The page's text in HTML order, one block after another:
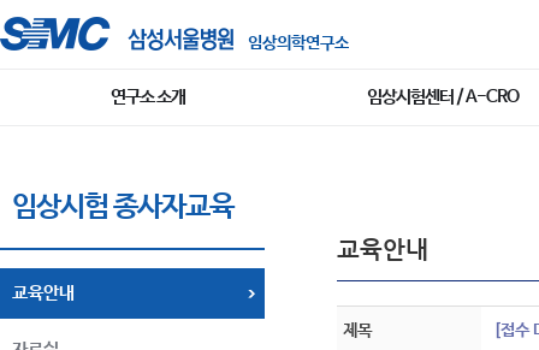
임상의학연구소
연구소 소개 임상시험센터 / A-CRO
임상시험 종사자교육
교육안내
교육안내
제목 [접수